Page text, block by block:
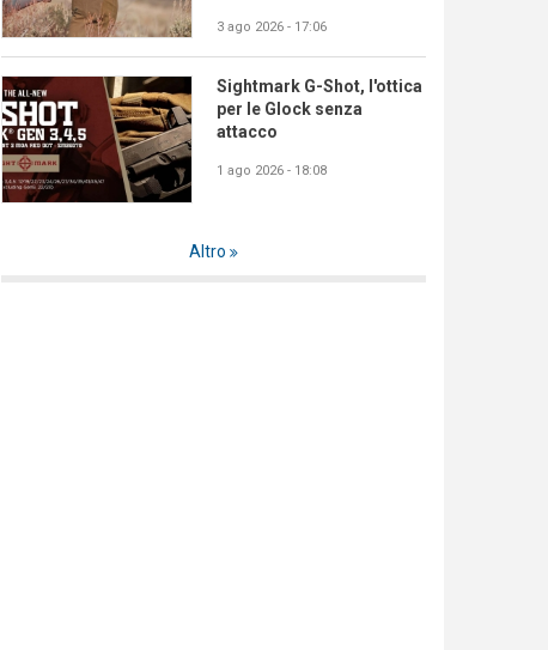
3 ago 2026 - 17:06
Sightmark G-Shot, l'ottica
per le Glock senza
attacco
1 ago 2026 - 18:08
Altro